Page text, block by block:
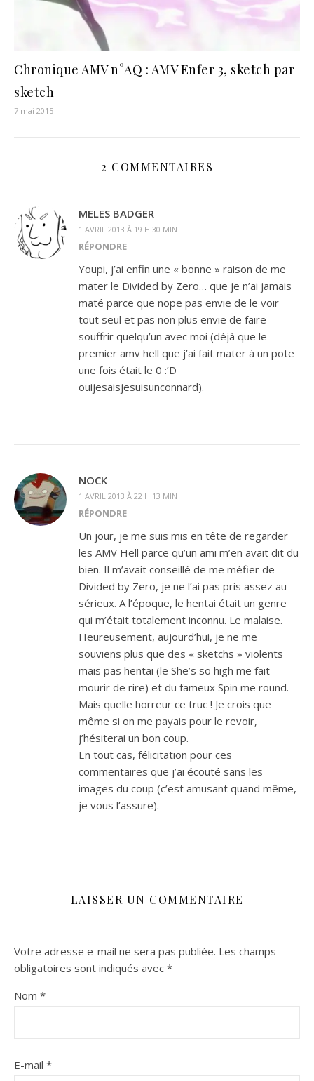
Chronique AMV n°AQ : AMV Enfer 3, sketch par
sketch
7 mai 2015
2 COMMENTAIRES
MELES BADGER
1 AVRIL 2013 À 19 H 30 MIN
RÉPONDRE
Youpi, j’ai enfin une « bonne » raison de me
mater le Divided by Zero… que je n’ai jamais
maté parce que nope pas envie de le voir
tout seul et pas non plus envie de faire
souffrir quelqu’un avec moi (déjà que le
premier amv hell que j’ai fait mater à un pote
une fois était le 0 :’D
ouijesaisjesuisunconnard).
NOCK
1 AVRIL 2013 À 22 H 13 MIN
RÉPONDRE
Un jour, je me suis mis en tête de regarder
les AMV Hell parce qu’un ami m’en avait dit du
bien. Il m’avait conseillé de me méfier de
Divided by Zero, je ne l’ai pas pris assez au
sérieux. A l’époque, le hentai était un genre
qui m’était totalement inconnu. Le malaise.
Heureusement, aujourd’hui, je ne me
souviens plus que des « sketchs » violents
mais pas hentai (le She’s so high me fait
mourir de rire) et du fameux Spin me round.
Mais quelle horreur ce truc ! Je crois que
même si on me payais pour le revoir,
j’hésiterai un bon coup.
En tout cas, félicitation pour ces
commentaires que j’ai écouté sans les
images du coup (c’est amusant quand même,
je vous l’assure).
LAISSER UN COMMENTAIRE
Votre adresse e-mail ne sera pas publiée. Les champs
obligatoires sont indiqués avec *
Nom *
E-mail *